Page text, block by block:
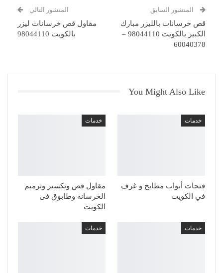
المنشور السابق
قص خرسانات بالليزر مبارك
الكبير بالكويت 98044110 –
60040378
المنشور التالي
مقاول قص خرسانات ليزر
بالكويت 98044110
You Might Also Like
خدمات
فتحات أبواب مطابخ و غرف
في الكويت
خدمات
مقاول قص وتكسير وترميم
الخرسانة وطابوق فى
الكويت
خدمات خدمات